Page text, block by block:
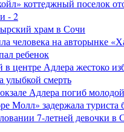
коттеджный поселок
- 2
храм в Сочи
человека на авторынке
ребенок
центре Адлера жестоко
смерть
Адлера погиб
Молл» задержала туриста
7-летней девочки в